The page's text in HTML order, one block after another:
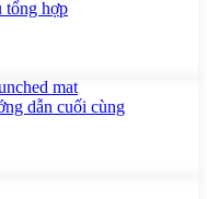
tổng hợp
dẫn cuối cùng